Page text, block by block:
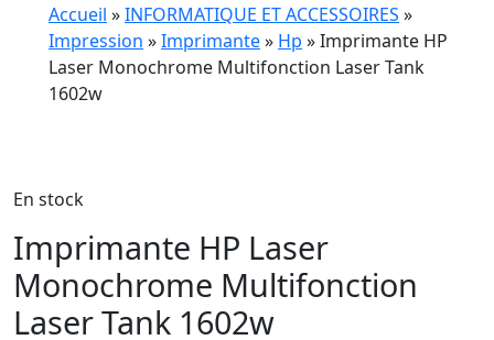
Accueil »INFORMATIQUE ET ACCESSOIRES »
Impression »Imprimante» Hp » Imprimante HP
Laser Monochrome Multifonction Laser Tank
1602w
En stock
Imprimante HP Laser
Monochrome Multifonction
Laser Tank 1602w